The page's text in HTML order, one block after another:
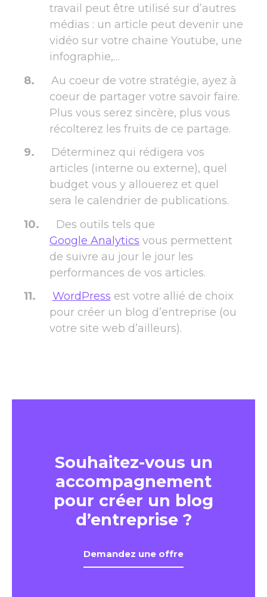
travail peut être utilisé sur d’autres
médias : un article peut devenir une
vidéo sur votre chaine Youtube, une
infographie,…
Au coeur de votre stratégie, ayez à
coeur de partager votre savoir faire.
Plus vous serez sincère, plus vous
récolterez les fruits de ce partage.
Déterminez qui rédigera vos
articles (interne ou externe), quel
budget vous y allouerez et quel
sera le calendrier de publications.
Des outils tels que
Google Analytics vous permettent
de suivre au jour le jour les
performances de vos articles.
WordPress est votre allié de choix
pour créer un blog d’entreprise (ou
votre site web d’ailleurs).
Souhaitez-vous un
accompagnement
pour créer un blog
d’entreprise ?
Demandez une offre